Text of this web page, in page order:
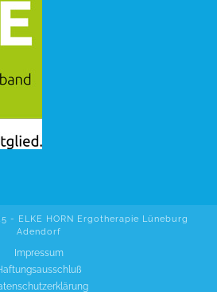
- ELKE HORN Ergotherapie Lüneburg
Adendorf
Impressum